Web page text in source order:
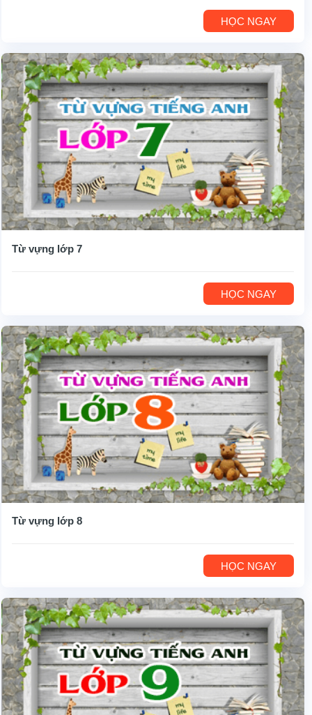
HỌC NGAY
Từ vựng lớp 7
HỌC NGAY
Từ vựng lớp 8
HỌC NGAY